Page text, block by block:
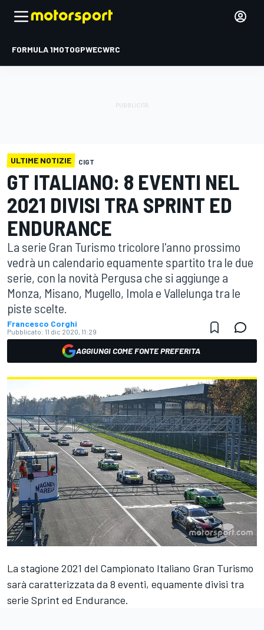
FORMULA 1MOTOGPWECWRC
ULTIME NOTIZIE CIGT
GT ITALIANO: 8 EVENTI NEL
2021 DIVISI TRA SPRINT ED
ENDURANCE
La serie Gran Turismo tricolore l'anno prossimo
vedrà un calendario equamente spartito tra le due
serie, con la novità Pergusa che si aggiunge a
Monza, Misano, Mugello, Imola e Vallelunga tra le
piste scelte.
Francesco Corghi
Pubblicato: 11 dic 2020, 11:29
AGGIUNGI COME FONTE PREFERITA
La stagione 2021 del Campionato Italiano Gran Turismo
sarà caratterizzata da 8 eventi, equamente divisi tra
serie Sprint ed Endurance.